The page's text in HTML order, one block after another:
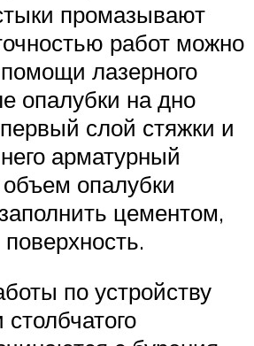
промазывают
работ можно
лазерного
опалубки на дно
слой стяжки и
арматурный
опалубки
цементом,
по устройству